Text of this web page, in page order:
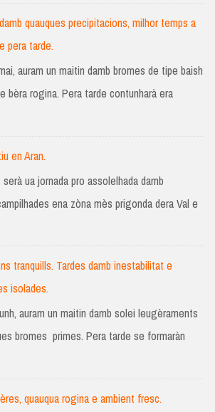
quauques precipitacions, milhor temps a
pera tarde.
auram un maitin damb bromes de tipe baish
rogina. Pera tarde contunharà era
en Aran.
ua jornada pro assolelhada damb
ena zòna mès prigonda dera Val e
tranquills. Tardes damb inestabilitat e
isolades.
auram un maitin damb solei leugèraments
bromes primes. Pera tarde se formaràn
quauqua rogina e ambient fresc.